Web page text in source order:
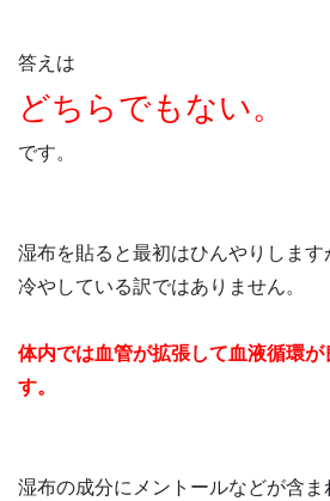
答えは
どちらでもない。
です。
湿布を貼ると最初はひんやりします
冷やしている訳ではありません。
体内では血管が拡張して血液循環
す。
湿布の成分にメントールなどが含